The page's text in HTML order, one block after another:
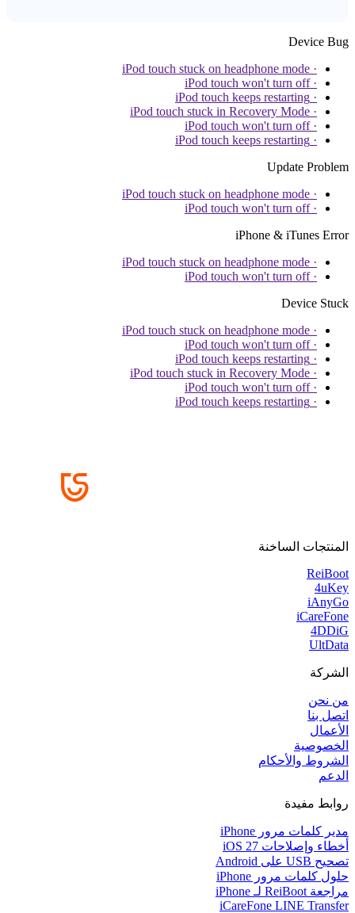
Device Bug
· iPod touch stuck on headphone mode
· iPod touch won't turn off
· iPod touch keeps restarting
· iPod touch stuck in Recovery Mode
· iPod touch won't turn off
· iPod touch keeps restarting
Update Problem
· iPod touch stuck on headphone mode
· iPod touch won't turn off
iPhone & iTunes Error
· iPod touch stuck on headphone mode
· iPod touch won't turn off
Device Stuck
· iPod touch stuck on headphone mode
· iPod touch won't turn off
· iPod touch keeps restarting
· iPod touch stuck in Recovery Mode
· iPod touch won't turn off
· iPod touch keeps restarting
المنتجات الساخنة
ReiBoot
4uKey
iAnyGo
iCareFone
4DDiG
UltData
الشركة
من نحن
اتصل بنا
الأعمال
الخصوصية
الشروط والأحكام
الدعم
روابط مفيدة
مدير كلمات مرور iPhone
أخطاء وإصلاحات iOS 27
تصحيح USB على Android
حلول كلمات مرور iPhone
مراجعة ReiBoot لـ iPhone
iCareFone LINE Transfer